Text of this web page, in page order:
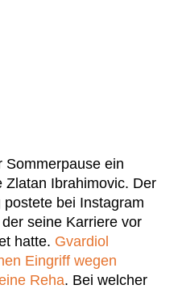
Sommerpause ein
Zlatan Ibrahimovic. Der
bei Instagram
seine Karriere vor
hatte. Gvardiol
Eingriff wegen
Reha. Bei welcher